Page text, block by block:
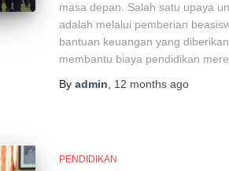
masa depan. Salah satu upaya
adalah melalui pemberian
bantuan keuangan yang
membantu biaya pendidikan
By admin 12 months ago
PENDIDIKAN